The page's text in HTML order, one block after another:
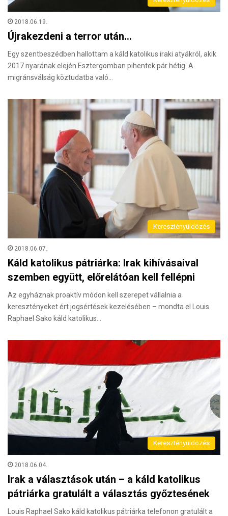
2018.06.19.
Újrakezdeni a terror után…
Egy szentbeszédben hallottam a káld katolikus iraki atyákról, akik
2017 nyarának elején Esztergomban pihentek pár hétig. A
migránsválság köztudatba való…
Keresztényüldözés
2018.06.07.
Káld katolikus pátriárka: Irak kihívásaival
szemben együtt, előrelátóan kell fellépni
Az egyháznak proaktív módon kell szerepet vállalnia a
keresztényeket ért jogsértések kezelésében – mondta el Louis
Raphael Sako káld katolikus…
Keresztényüldözés
2018.06.04.
Irak a választások után – a káld katolikus
pátriárka gratulált a választás győztesének
Louis Raphael Sako káld katolikus pátriárka telefonon gratulált a